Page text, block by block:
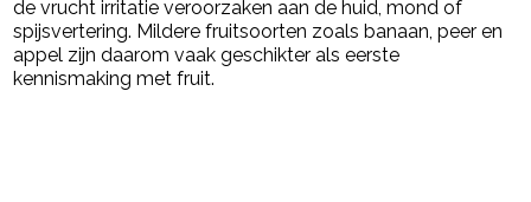
de vrucht irritatie veroorzaken aan de huid, mond of
spijsvertering. Mildere fruitsoorten zoals banaan, peer en
appel zijn daarom vaak geschikter als eerste
kennismaking met fruit.